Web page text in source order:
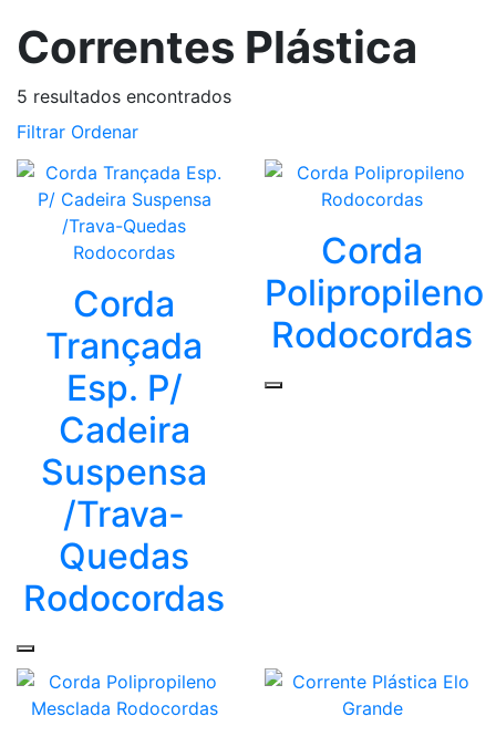
Correntes Plástica
5 resultados encontrados
Filtrar Ordenar
Corda
Trançada
Esp. P/
Cadeira
Suspensa
/Trava-
Quedas
Rodocordas
Corda
Polipropileno
Rodocordas